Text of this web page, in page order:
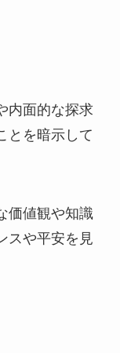
内面的な探求
とを暗示して
価値観や知識
スや平安を見